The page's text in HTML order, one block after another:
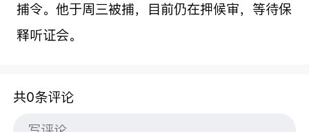
捕令。他于周三被捕，目前仍在押候审，等待保
释听证会。
共0条评论